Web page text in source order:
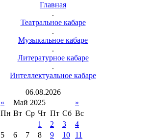
Главная
.
Театральное кабаре
.
Музыкальное кабаре
.
Литературное кабаре
.
Интеллектуальное кабаре
06.08.2026
«
Май 2025
»
Пн Вт Ср Чт Пт Сб Вс
1
2 3
4
5
6 7 8 9 10
11